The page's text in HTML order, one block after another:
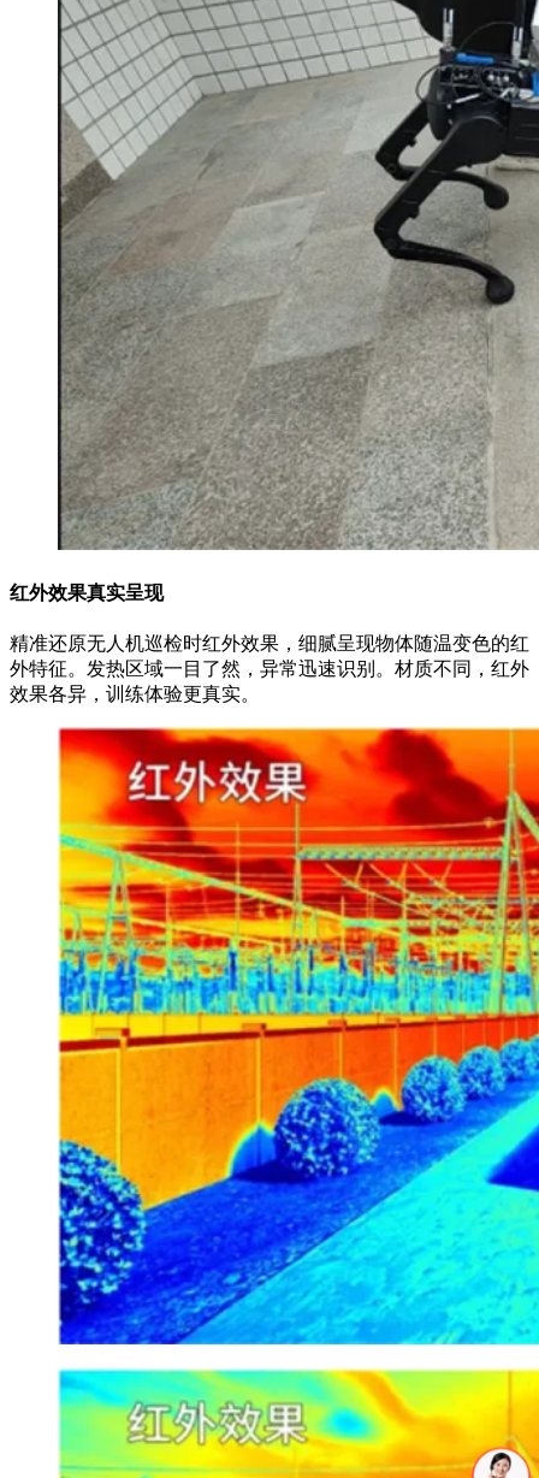
红外效果真实呈现
精准还原无人机巡检时红外效果，细腻呈现物体随温变色的红
外特征。发热区域一目了然，异常迅速识别。材质不同，红外
效果各异，训练体验更真实。